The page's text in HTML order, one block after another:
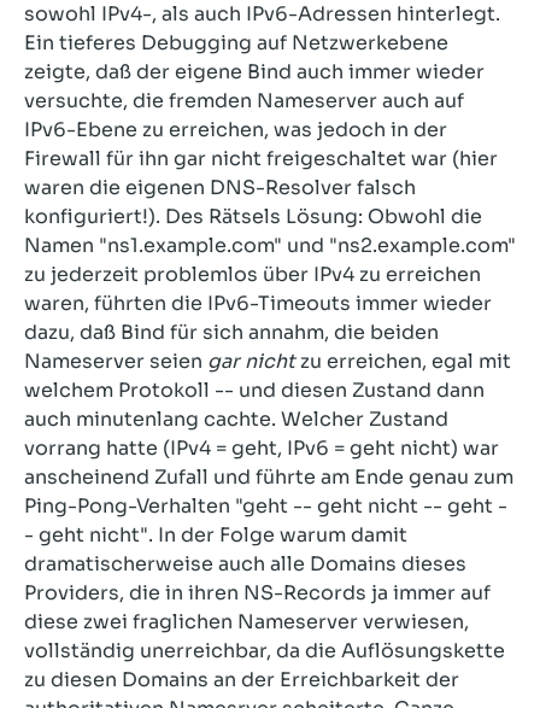
sowohl IPv4-, als auch IPv6-Adressen hinterlegt.
Ein tieferes Debugging auf Netzwerkebene
zeigte, daß der eigene Bind auch immer wieder
versuchte, die fremden Nameserver auch auf
IPv6-Ebene zu erreichen, was jedoch in der
Firewall für ihn gar nicht freigeschaltet war (hier
waren die eigenen DNS-Resolver falsch
konfiguriert!). Des Rätsels Lösung: Obwohl die
Namen "ns1.example.com" und "ns2.example.com"
zu jederzeit problemlos über IPv4 zu erreichen
waren, führten die IPv6-Timeouts immer wieder
dazu, daß Bind für sich annahm, die beiden
Nameserver seien gar nichtzu erreichen, egal mit
welchem Protokoll -- und diesen Zustand dann
auch minutenlang cachte. Welcher Zustand
vorrang hatte (IPv4 = geht, IPv6 = geht nicht) war
anscheinend Zufall und führte am Ende genau zum
Ping-Pong-Verhalten "geht -- geht nicht -- geht -
- geht nicht". In der Folge warum damit
dramatischerweise auch alle Domains dieses
Providers, die in ihren NS-Records ja immer auf
diese zwei fraglichen Nameserver verwiesen,
vollständig unerreichbar, da die Auflösungskette
zu diesen Domains an der Erreichbarkeit der